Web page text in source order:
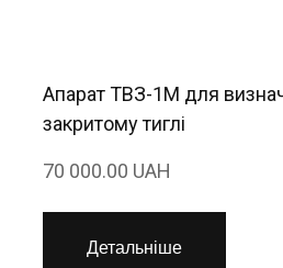
Апарат ТВЗ-1М для
закритому тиглі
70 000.00 UAH
Детальніше